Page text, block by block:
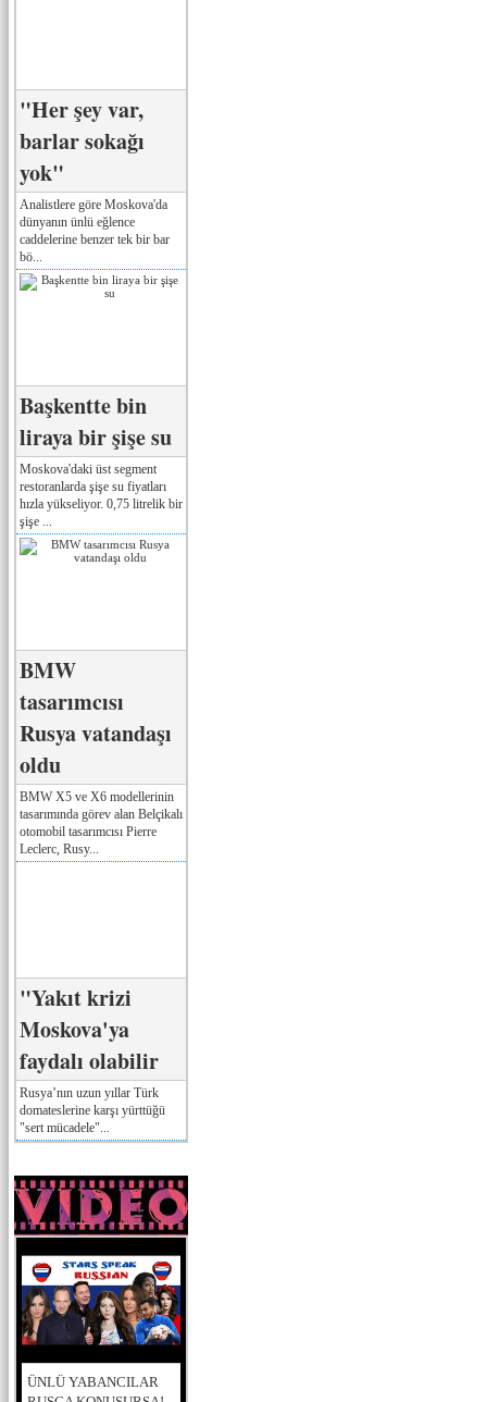
"Her şey var,
barlar sokağı
yok"
Analistlere göre Moskova'da
dünyanın ünlü eğlence
caddelerine benzer tek bir bar
bö...
Başkentte bin
liraya bir şişe su
Moskova'daki üst segment
restoranlarda şişe su fiyatları
hızla yükseliyor. 0,75 litrelik bir
şişe ...
BMW
tasarımcısı
Rusya vatandaşı
oldu
BMW X5 ve X6 modellerinin
tasarımında görev alan Belçikalı
otomobil tasarımcısı Pierre
Leclerc, Rusy...
"Yakıt krizi
Moskova'ya
faydalı olabilir
Rusya’nın uzun yıllar Türk
domateslerine karşı yürttüğü
"sert mücadele"...
ÜNLÜ YABANCILAR